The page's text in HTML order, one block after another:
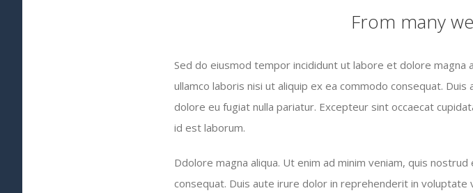
From many
Sed do eiusmod tempor incididunt ut labore et dolore magna
ullamco laboris nisi ut aliquip ex ea commodo consequat.
dolore eu fugiat nulla pariatur. Excepteur sint occaecat
id est laborum.
Ddolore magna aliqua. Ut enim ad minim veniam, quis
consequat. Duis aute irure dolor in reprehenderit in